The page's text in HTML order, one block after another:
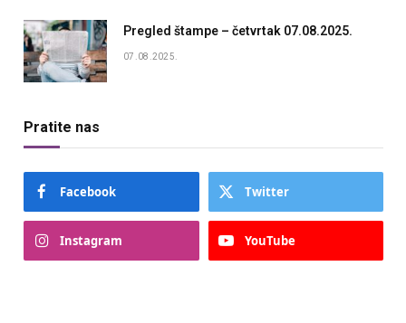
Pregled štampe – četvrtak 07.08.2025.
07.08.2025.
Pratite nas
Facebook Twitter
Instagram YouTube